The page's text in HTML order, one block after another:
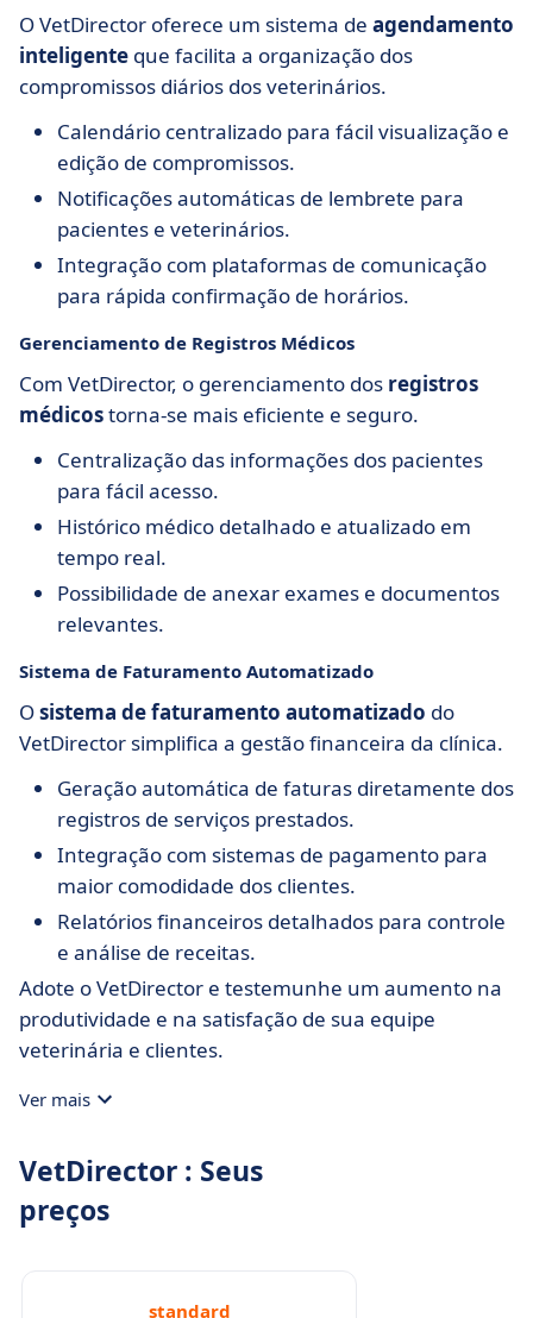
O VetDirector oferece um sistema de agendamento
inteligente que facilita a organização dos
compromissos diários dos veterinários.
Calendário centralizado para fácil visualização e
edição de compromissos.
Notificações automáticas de lembrete para
pacientes e veterinários.
Integração com plataformas de comunicação
para rápida confirmação de horários.
Gerenciamento de Registros Médicos
Com VetDirector, o gerenciamento dos registros
médicostorna-se mais eficiente e seguro.
Centralização das informações dos pacientes
para fácil acesso.
Histórico médico detalhado e atualizado em
tempo real.
Possibilidade de anexar exames e documentos
relevantes.
Sistema de Faturamento Automatizado
Osistema de faturamento automatizado do
VetDirector simplifica a gestão financeira da clínica.
Geração automática de faturas diretamente dos
registros de serviços prestados.
Integração com sistemas de pagamento para
maior comodidade dos clientes.
Relatórios financeiros detalhados para controle
e análise de receitas.
Adote o VetDirector e testemunhe um aumento na
produtividade e na satisfação de sua equipe
veterinária e clientes.
Ver mais
VetDirector : Seus
preços
standard